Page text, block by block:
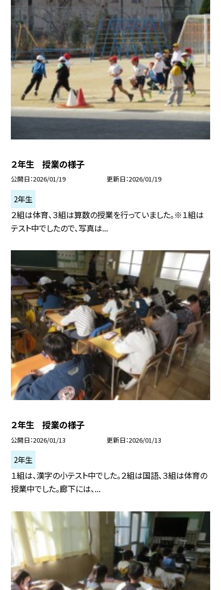
２年生 授業の様子
公開日 2026/01/19 更新日 2026/01/19
2年生
２組は体育、３組は算数の授業を行っていました。※１組は
テスト中でしたので、写真は...
２年生 授業の様子
公開日 2026/01/13 更新日 2026/01/13
2年生
１組は、漢字の小テスト中でした。２組は国語、３組は体育の
授業中でした。廊下には、...